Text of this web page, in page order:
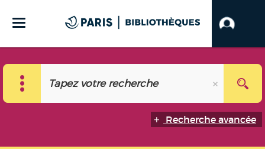
Recherche avancée